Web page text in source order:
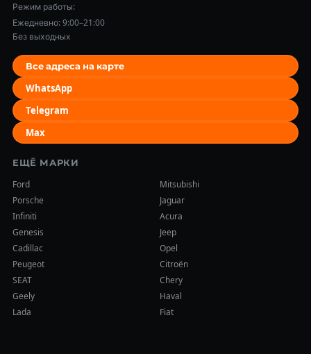
Режим работы:
Ежедневно: 9:00–21:00
Без выходных
Все адреса на карте
WhatsApp
Telegram
Max
ЕЩЁ МАРКИ
Ford
Mitsubishi
Porsche
Jaguar
Infiniti
Acura
Genesis
Jeep
Cadillac
Opel
Peugeot
Citroën
SEAT
Chery
Geely
Haval
Lada
Fiat